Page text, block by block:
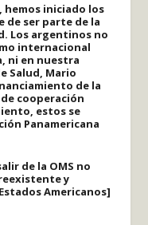
hemos iniciado los
de ser parte de la
Los argentinos no
internacional
ni en nuestra
Salud, Mario
de la
cooperación
estos se
Panamericana
de la OMS no
y
Americanos]